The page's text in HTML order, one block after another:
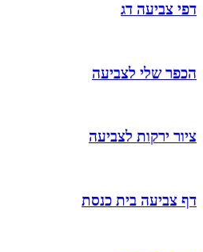
דפי צביעה דג
הכפר שלי לצביעה
ציור ירקות לצביעה
דף צביעה בית כנסת